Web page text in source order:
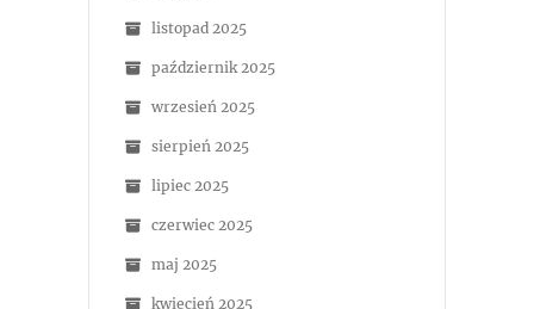
listopad 2025
październik 2025
wrzesień 2025
sierpień 2025
lipiec 2025
czerwiec 2025
maj 2025
kwiecień 2025